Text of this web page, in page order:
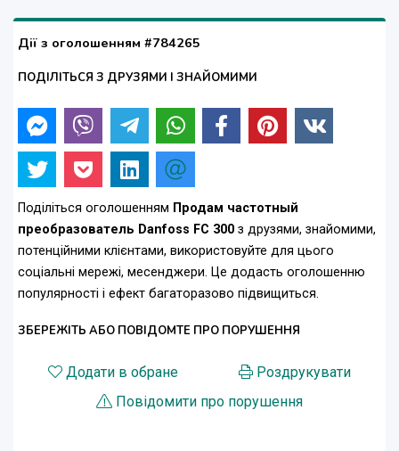
Дії з оголошенням #784265
ПОДІЛІТЬСЯ З ДРУЗЯМИ І ЗНАЙОМИМИ
Поділіться оголошенням Продам частотный
преобразователь Danfoss FC 300 з друзями, знайомими,
потенційними клієнтами, використовуйте для цього
соціальні мережі, месенджери. Це додасть оголошенню
популярності і ефект багаторазово підвищиться.
ЗБЕРЕЖІТЬ АБО ПОВІДОМТЕ ПРО ПОРУШЕННЯ
Додати в обране
Роздрукувати
Повідомити про порушення